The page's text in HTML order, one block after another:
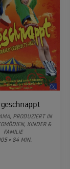
PRODUZIERT IN
KINDER &
FAMILIE
• 84 MIN.